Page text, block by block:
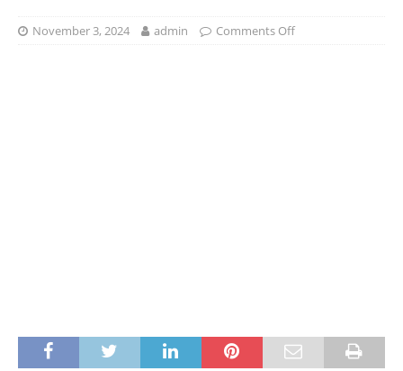
November 3, 2024 admin Comments Off